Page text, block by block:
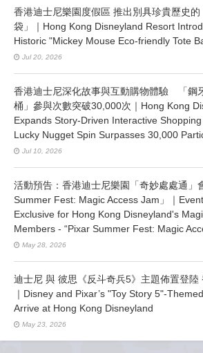
香港迪士尼樂園度假區 推出別具珍貴歷史的
袋」｜Hong Kong Disneyland Resort
Historic "Mickey Mouse Eco-friendly Tote
Jul 20, 2026
香港迪士尼深化故事與互動購物體驗 「鋼
桶」參與次數突破30,000次｜Hong Kong
Expands Story-Driven Interactive
Lucky Nugget Spin Surpasses 30,000
Jul 10, 2026
活動預告：香港迪士尼樂園「奇妙處處通」
Summer Fest: Magic Access Jam」｜
Exclusive for Hong Kong Disneyland's
Members - “Pixar Summer Fest: Magic
May 28, 2026
迪士尼 與 彼思《反斗奇兵5》主題佈置登陸
｜Disney and Pixar’s "Toy Story 5"-
Arrive at Hong Kong Disneyland
May 23, 2026